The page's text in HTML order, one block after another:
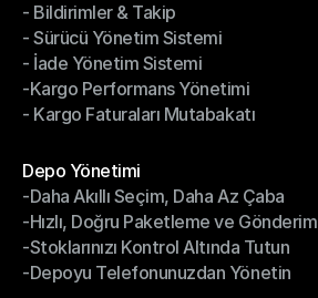
- Kargo Otomasyonu
- Bildirimler & Takip
- Bildirimler & Takip
- Sürücü Yönetim Sistemi
- Sürücü Yönetim Sistemi
- İade Yönetim Sistemi
- İade Yönetim Sistemi
-Kargo Performans Yönetimi
-Kargo Performans Yönetimi
- Kargo Faturaları Mutabakatı
Depo Yönetimi
Depo Yönetimi
-Daha Akıllı Seçim, Daha Az Çaba
-Daha Akıllı Seçim, Daha Az Çaba
-Hızlı, Doğru Paketleme ve Gönderim
-Hızlı, Doğru Paketleme ve Gönderim
-Stoklarınızı Kontrol Altında Tutun
-Stoklarınızı Kontrol Altında Tutun
-Depoyu Telefonunuzdan Yönetin